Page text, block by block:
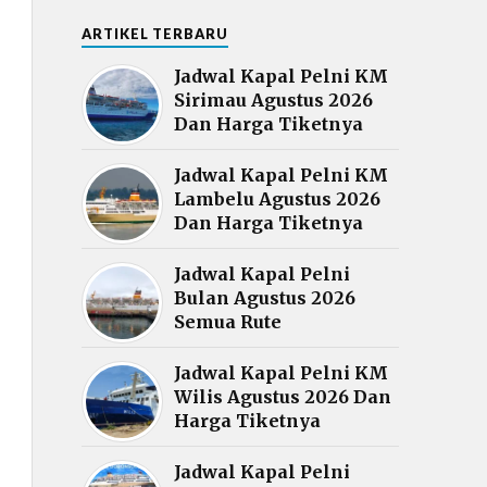
ARTIKEL TERBARU
Jadwal Kapal Pelni KM
Sirimau Agustus 2026
Dan Harga Tiketnya
Jadwal Kapal Pelni KM
Lambelu Agustus 2026
Dan Harga Tiketnya
Jadwal Kapal Pelni
Bulan Agustus 2026
Semua Rute
Jadwal Kapal Pelni KM
Wilis Agustus 2026 Dan
Harga Tiketnya
Jadwal Kapal Pelni